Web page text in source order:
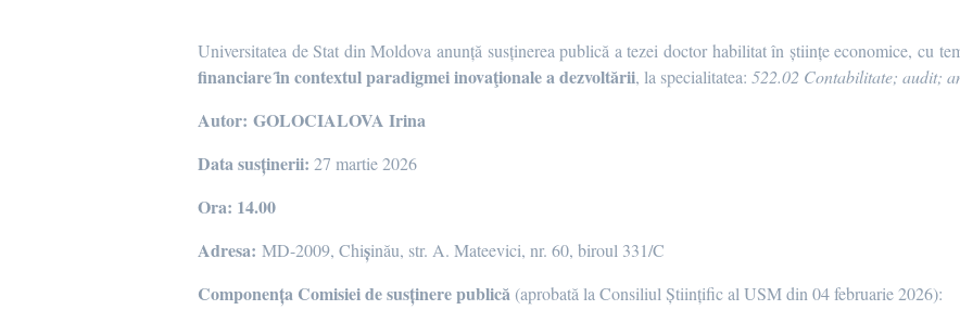
Universitatea de Stat din Moldova anunță susținerea publică a tezei doctor habilitat în științe economice, cu
financiare ȋn contextul paradigmei inovaţionale a dezvoltării, la specialitatea: 522.02 Contabilitate; audit;
Autor: GOLOCIALOVA Irina
Data susținerii: 27 martie 2026
Ora: 14.00
Adresa: MD-2009, Chișinău, str. A. Mateevici, nr. 60, biroul 331/C
Componența Comisiei de susținere publică (aprobată la Consiliul Științific al USM din 04 februarie 2026):